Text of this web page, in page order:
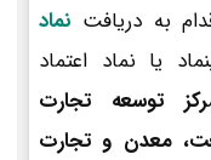
به دریافت نماد
یا نماد اعتماد
رکز توسعه تجارت
معدن و تجارت